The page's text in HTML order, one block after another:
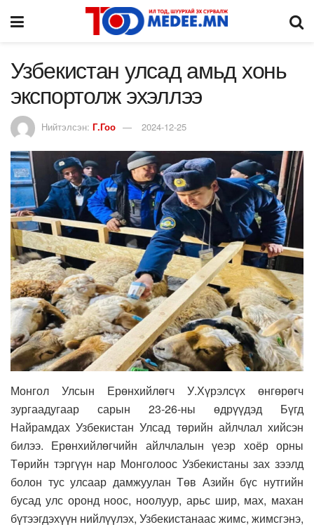
Узбекистан улсад амьд хонь
экспортолж эхэллээ
Нийтэлсэн: Г.Гоо 2024-12-25
Монгол Улсын Ерөнхийлөгч У.Хүрэлсүх өнгөрөгч
зургаадугаар сарын 23-26-ны өдрүүдэд Бүгд
Найрамдах Узбекистан Улсад төрийн айлчлал хийсэн
билээ. Ерөнхийлөгчийн айлчлалын үеэр хоёр орны
Төрийн тэргүүн нар Монголоос Узбекистаны зах зээлд
болон тус улсаар дамжуулан Төв Азийн бүс нутгийн
бусад улс оронд ноос, ноолуур, арьс шир, мах, махан
бүтээгдэхүүн нийлүүлэх, Узбекистанаас жимс, жимсгэнэ,